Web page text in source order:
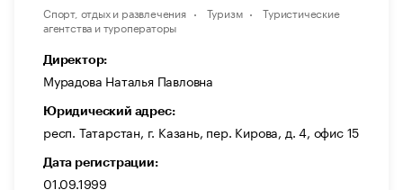
Спорт, отдых и развлечения Туризм
Туристические
агентства и туроператоры
Директор:
Мурадова Наталья Павловна
Юридический адрес:
респ. Татарстан, г. Казань, пер. Кирова, д. 4, офис 15
Дата регистрации:
01.09.1999